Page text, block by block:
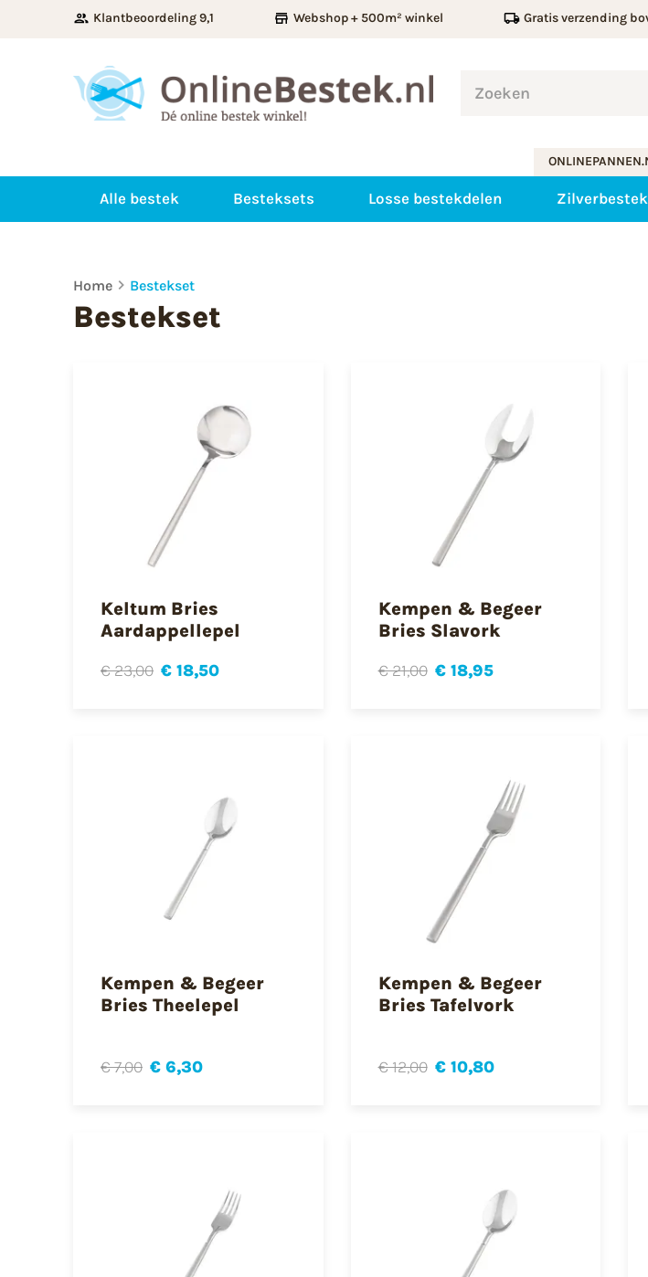
Klantbeoordeling 9,1 Webshop + 500m² winkel Gratis verzending
Alle bestek Besteksets Losse bestekdelen Zilverbestek
Home Bestekset
Bestekset
Keltum Bries
Aardappellepel
€ 23,00 € 18,50
Kempen & Begeer
Bries Slavork
€ 21,00 € 18,95
Kempen & Begeer
Bries Theelepel
€ 7,00 € 6,30
Kempen & Begeer
Bries Tafelvork
€ 12,00 € 10,80